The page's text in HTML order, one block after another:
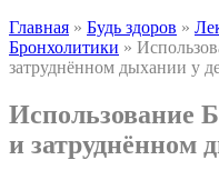
Главная » Будь здоров »
Бронхолитики »
затруднённом дыхании у
Использование
и затруднённом